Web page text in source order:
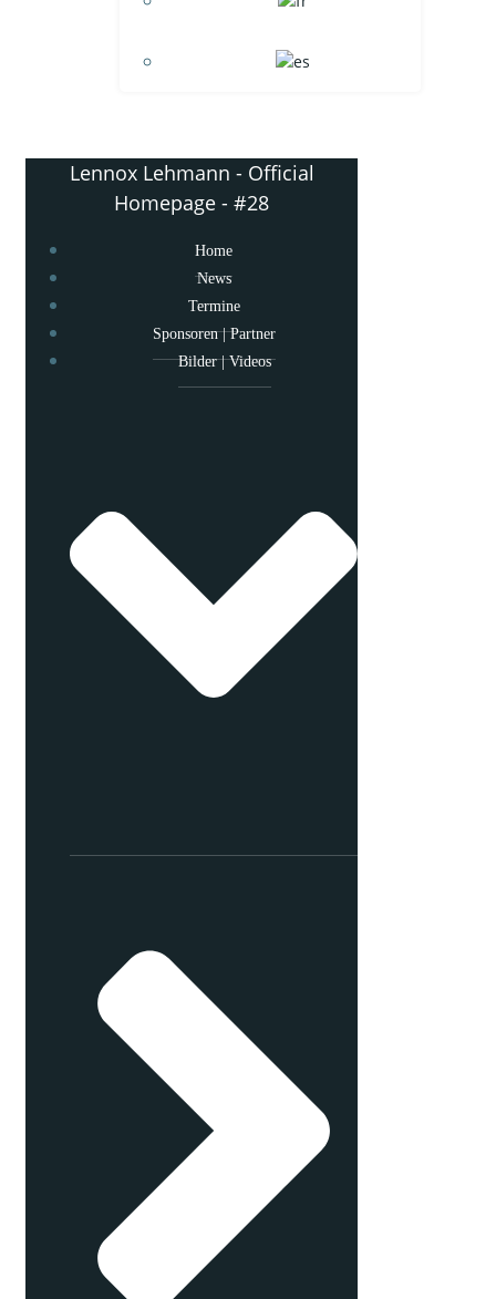
Lennox Lehmann - Official
Homepage - #28
Home
News
Termine
Sponsoren | Partner
Bilder | Videos